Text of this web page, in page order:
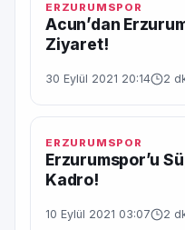
ERZURUMSPOR
Acun’dan
Ziyaret!
30 Eylül 2021 20:14 2
ERZURUMSPOR
Erzurumspor’u
Kadro!
10 Eylül 2021 03:07 2